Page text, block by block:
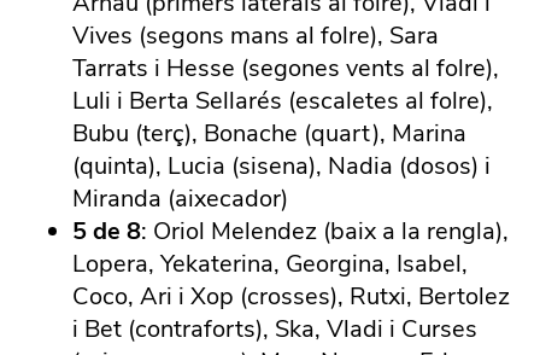
Vives (segons mans al folre), Sara
Tarrats i Hesse (segones vents al folre),
Luli i Berta Sellarés (escaletes al folre),
Bubu (terç), Bonache (quart), Marina
(quinta), Lucia (sisena), Nadia (dosos) i
Miranda (aixecador)
5 de 8: Oriol Melendez (baix a la rengla),
Lopera, Yekaterina, Georgina, Isabel,
Coco, Ari i Xop (crosses), Rutxi, Bertolez
i Bet (contraforts), Ska, Vladi i Curses